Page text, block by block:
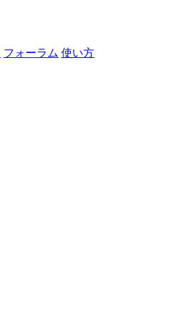
フォーラム 使い方